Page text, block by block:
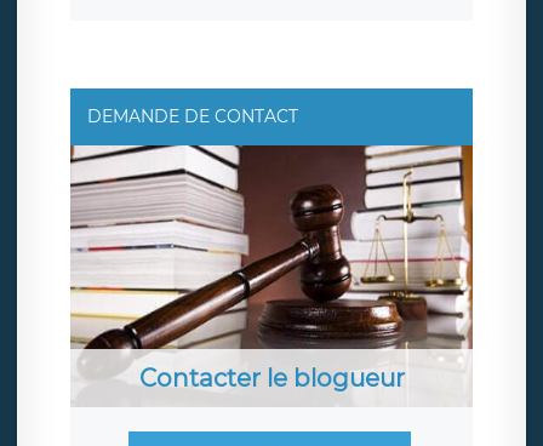
DEMANDE DE CONTACT
Contacter le blogueur